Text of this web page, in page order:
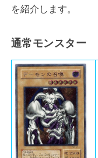
を紹介します。
通常モンスター